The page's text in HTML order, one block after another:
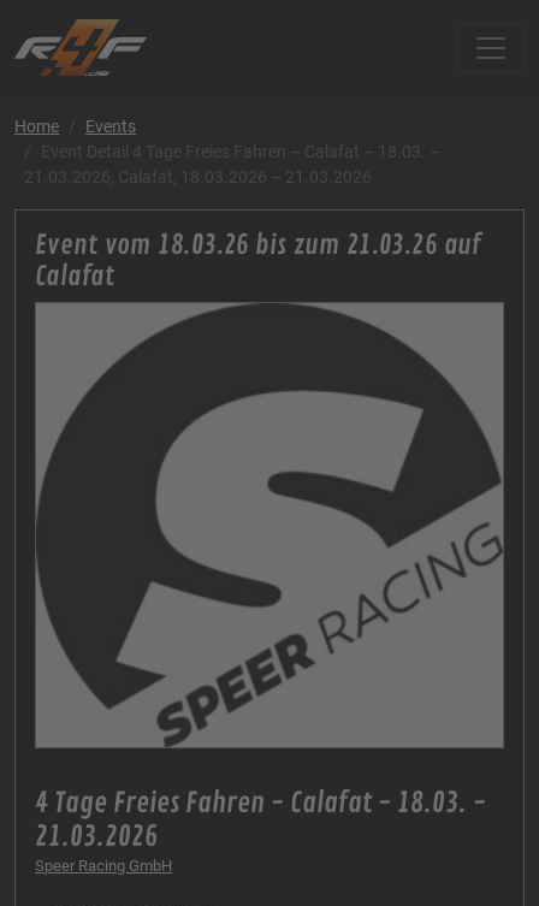
Home
Events
Event Detail 4 Tage Freies Fahren – Calafat – 18.03. –
21.03.2026, Calafat, 18.03.2026 – 21.03.2026
Event vom 18.03.26 bis zum 21.03.26 auf
Calafat
4 Tage Freies Fahren - Calafat - 18.03. -
21.03.2026
Speer Racing GmbH